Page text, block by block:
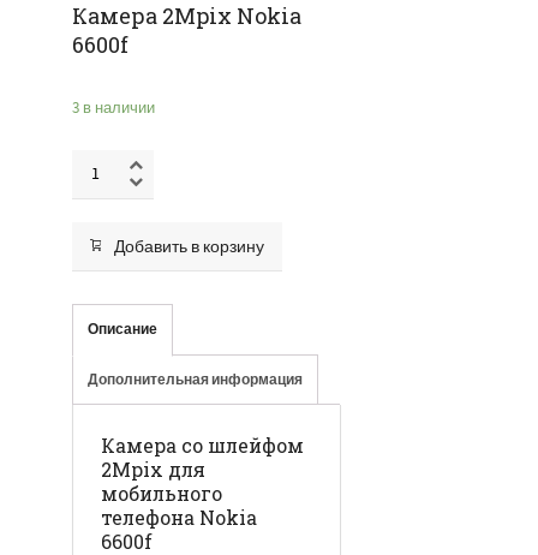
Камера 2Mpix Nokia
6600f
3 в наличии
Добавить в корзину
Описание
Дополнительная информация
Камера со шлейфом
2Mpix для
мобильного
телефона Nokia
6600f